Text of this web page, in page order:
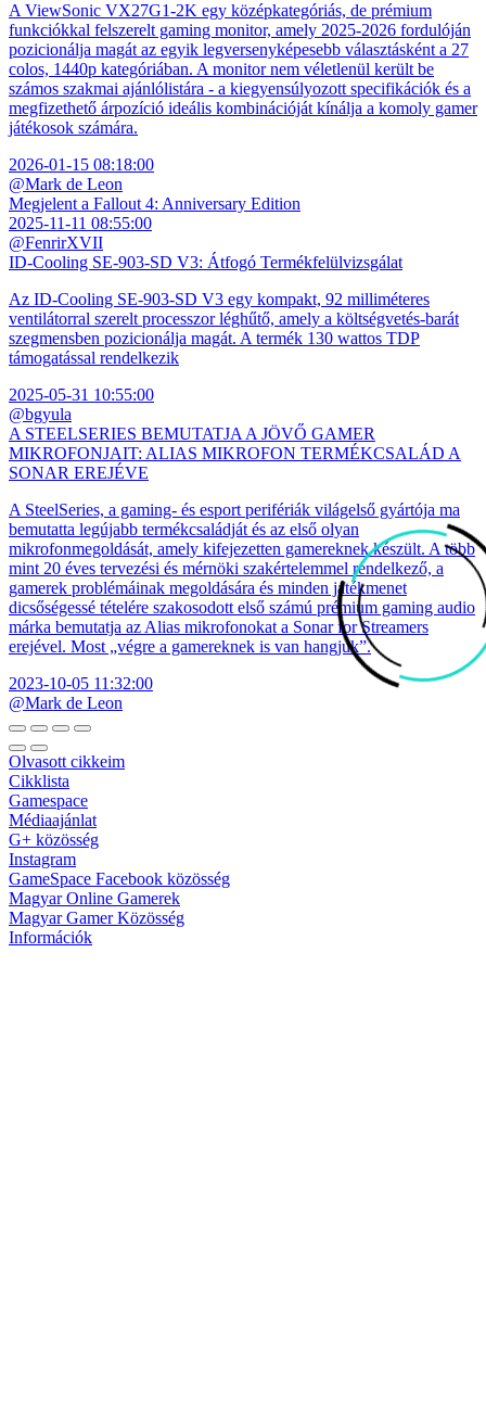
A ViewSonic VX27G1-2K egy középkategóriás, de prémium
funkciókkal felszerelt gaming monitor, amely 2025-2026 fordulóján
pozicionálja magát az egyik legversenyképesebb választásként a 27
colos, 1440p kategóriában. A monitor nem véletlenül került be
számos szakmai ajánlólistára - a kiegyensúlyozott specifikációk és a
megfizethető árpozíció ideális kombinációját kínálja a komoly gamer
játékosok számára.
2026-01-15 08:18:00
@Mark de Leon
Megjelent a Fallout 4: Anniversary Edition
2025-11-11 08:55:00
@FenrirXVII
ID-Cooling SE-903-SD V3: Átfogó Termékfelülvizsgálat
Az ID-Cooling SE-903-SD V3 egy kompakt, 92 milliméteres
ventilátorral szerelt processzor léghűtő, amely a költségvetés-barát
szegmensben pozicionálja magát. A termék 130 wattos TDP
támogatással rendelkezik
2025-05-31 10:55:00
@bgyula
A STEELSERIES BEMUTATJA A JÖVŐ GAMER
MIKROFONJAIT: ALIAS MIKROFON TERMÉKCSALÁD A
SONAR EREJÉVE
A SteelSeries, a gaming- és esport perifériák világelső gyártója ma
bemutatta legújabb termékcsaládját és az első olyan
mikrofonmegoldását, amely kifejezetten gamereknek készült. A több
mint 20 éves tervezési és mérnöki szakértelemmel rendelkező, a
gamerek problémáinak megoldására és minden játékmenet
dicsőségessé tételére szakosodott első számú prémium gaming audio
márka bemutatja az Alias mikrofonokat a Sonar for Streamers
erejével. Most „végre a gamereknek is van hangjuk”.
2023-10-05 11:32:00
@Mark de Leon
Olvasott cikkeim
Cikklista
Gamespace
Médiaajánlat
G+ közösség
Instagram
GameSpace Facebook közösség
Magyar Online Gamerek
Magyar Gamer Közösség
Információk